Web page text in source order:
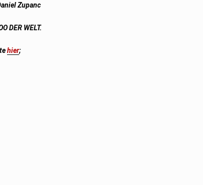
Zupanc
DER WELT.
hier;